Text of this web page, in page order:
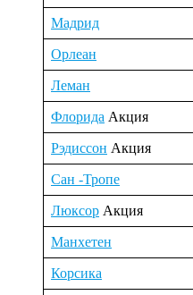
Мадрид
Орлеан
Леман
Флорида Акция
Рэдиссон Акция
Сан -Тропе
Люксор Акция
Манхетен
Корсика